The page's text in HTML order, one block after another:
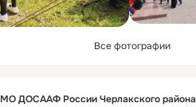
Все фотографии
МО ДОСААФ России Черлакского района